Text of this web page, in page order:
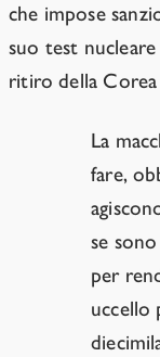
che impose
suo test
ritiro della
La
fare,
se
per
uccello